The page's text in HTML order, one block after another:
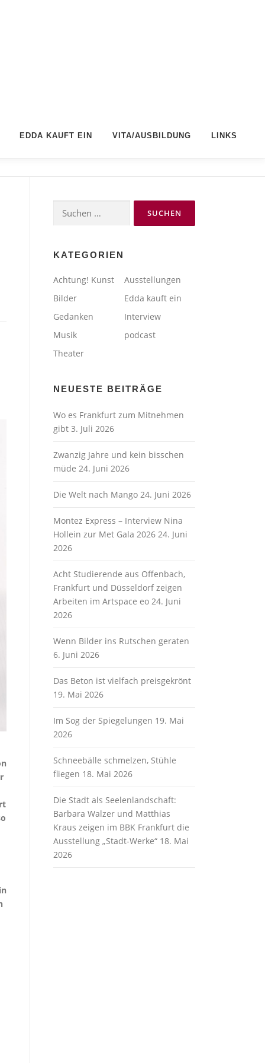
EDDA KAUFT EIN VITA/AUSBILDUNG LINKS
Suchen
nach:
KATEGORIEN
Achtung! Kunst
Ausstellungen
Bilder
Edda kauft ein
Gedanken
Interview
Musik
podcast
Theater
NEUESTE BEITRÄGE
Wo es Frankfurt zum Mitnehmen
gibt 3. Juli 2026
Zwanzig Jahre und kein bisschen
müde 24. Juni 2026
Die Welt nach Mango 24. Juni 2026
Montez Express – Interview Nina
Hollein zur Met Gala 2026 24. Juni
2026
Acht Studierende aus Offenbach,
Frankfurt und Düsseldorf zeigen
Arbeiten im Artspace eo 24. Juni
2026
Wenn Bilder ins Rutschen geraten
6. Juni 2026
Das Beton ist vielfach preisgekrönt
19. Mai 2026
Im Sog der Spiegelungen 19. Mai
2026
Schneebälle schmelzen, Stühle
fliegen 18. Mai 2026
Die Stadt als Seelenlandschaft:
Barbara Walzer und Matthias
Kraus zeigen im BBK Frankfurt die
Ausstellung „Stadt-Werke“ 18. Mai
2026